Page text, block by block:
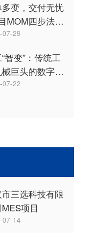
变，交付无忧
MOM四步法稳
种定制化生产
07-29
智变”：传统工
巨头的数字化
路！
07-22
三选科技有限
项目
07-14